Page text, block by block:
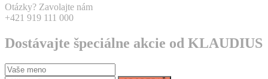
Otázky? Zavolajte nám
+421 919 111 000
Dostávajte špeciálne akcie od KLAUDIUS